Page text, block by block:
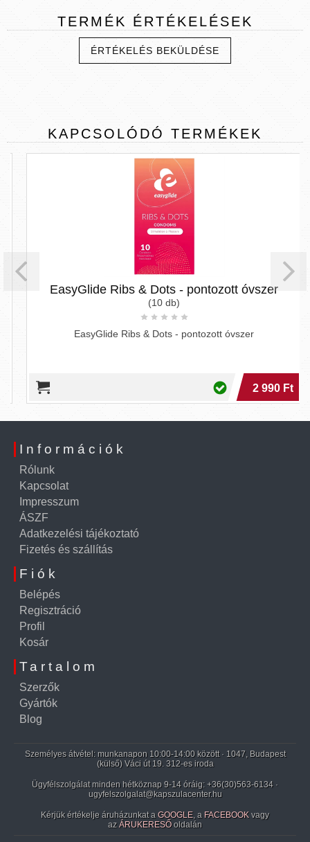
TERMÉK ÉRTÉKELÉSEK
ÉRTÉKELÉS BEKÜLDÉSE
KAPCSOLÓDÓ TERMÉKEK
EasyGlide Ribs & Dots - pontozott óvszer
(10 db)
EasyGlide Ribs & Dots - pontozott óvszer
2 990 Ft
Információk
Rólunk
Kapcsolat
Impresszum
ÁSZF
Adatkezelési tájékoztató
Fizetés és szállítás
Fiók
Belépés
Regisztráció
Profil
Kosár
Tartalom
Szerzők
Gyártók
Blog
Személyes átvétel: munkanapon 10:00-14:00 között · 1047, Budapest
(külső) Váci út 19. 312-es iroda
Ügyfélszolgálat minden hétköznap 9-14 óráig: +36(30)563-6134 ·
ugyfelszolgalat@kapszulacenter.hu
Kérjük értékelje áruházunkat a GOOGLE, a FACEBOOK vagy
az ÁRUKERESŐ oldalán